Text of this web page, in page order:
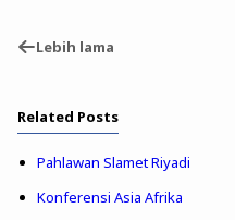
Lebih lama
Related Posts
Pahlawan Slamet Riyadi
Konferensi Asia Afrika